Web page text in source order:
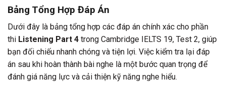
Bảng Tổng Hợp Đáp Án
Dưới đây là bảng tổng hợp các đáp án chính xác cho phần
thi Listening Part 4 trong Cambridge IELTS 19, Test 2, giúp
bạn đối chiếu nhanh chóng và tiện lợi. Việc kiểm tra lại đáp
án sau khi hoàn thành bài nghe là một bước quan trọng để
đánh giá năng lực và cải thiện kỹ năng nghe hiểu.